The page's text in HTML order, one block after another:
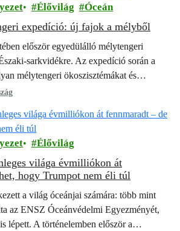
Élővilág Óceán
expedíció: új fajok a mélyből
először egyedülálló mélytengeri
sarkvidékre. Az expedíció során a
mélytengeri ökoszisztémákat és
mindezidáig rejtve voltak az
Élővilág
világa évmilliókon át
hogy Trumpot nem éli túl
a világ óceánjai számára: több mint
az ENSZ Óceánvédelmi Egyezményét,
lépett. A történelemben először a